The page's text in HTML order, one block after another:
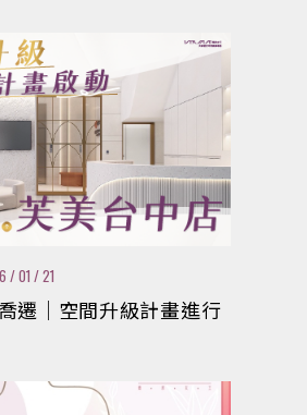
/ 01 / 21
遷｜空間升級計畫進行